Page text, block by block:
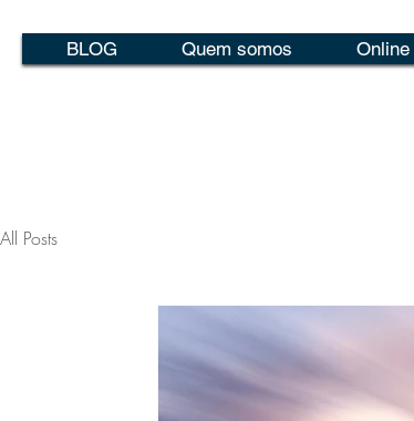
BLOG Quem somos
All Posts